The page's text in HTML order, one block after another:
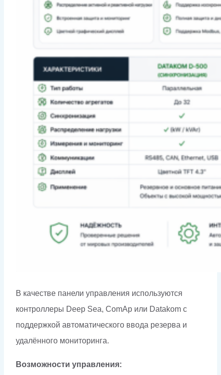
В качестве панели управления используются
контроллеры Deep Sea, ComAp или Datakom с
поддержкой автоматического ввода резерва и
удалённого мониторинга.
Возможности управления: